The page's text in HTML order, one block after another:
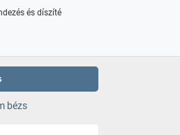
és díszíté
bézs